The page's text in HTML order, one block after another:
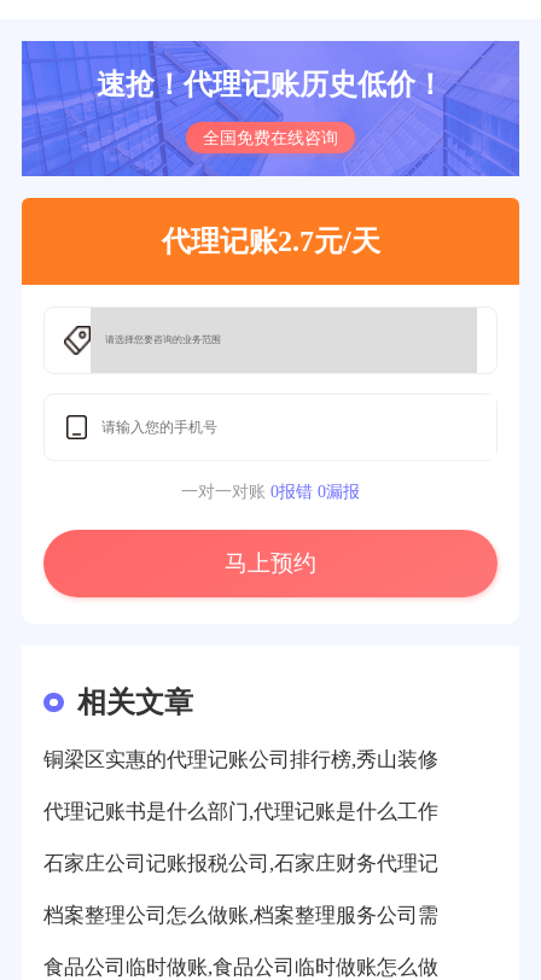
速抢！代理记账历史低价！
全国免费在线咨询
代理记账2.7元/天
一对一对账 0报错 0漏报
马上预约
相关文章
铜梁区实惠的代理记账公司排行榜,秀山装修
代理记账书是什么部门,代理记账是什么工作
石家庄公司记账报税公司,石家庄财务代理记
档案整理公司怎么做账,档案整理服务公司需
食品公司临时做账,食品公司临时做账怎么做